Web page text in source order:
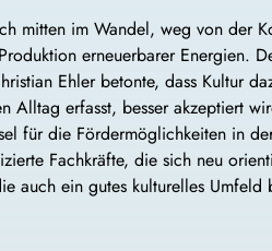
mitten im Wandel, weg von der
erneuerbarer Energien.
Ehler betonte, dass Kultur
Alltag erfasst, besser akzeptiert
für die Fördermöglichkeiten in
Fachkräfte, die sich neu
auch ein gutes kulturelles Umfeld